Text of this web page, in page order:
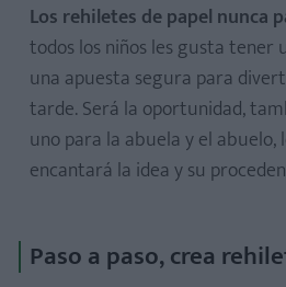
Los rehiletes de papel nunca
todos los niños les gusta tener
una apuesta segura para
tarde. Será la oportunidad,
uno para la abuela y el abuelo,
encantará la idea y su
Paso a paso, crea